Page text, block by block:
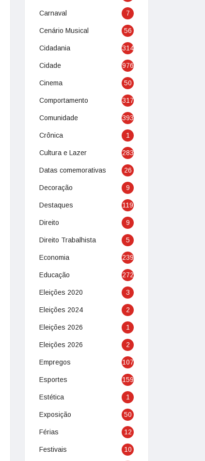
Carnaval 7
Cenário Musical 56
Cidadania 314
Cidade 976
Cinema 50
Comportamento 317
Comunidade 393
Crônica 1
Cultura e Lazer 283
Datas comemorativas 26
Decoração 9
Destaques 119
Direito 9
Direito Trabalhista 5
Economia 239
Educação 272
Eleições 2020 3
Eleições 2024 2
Eleições 2026 1
Eleições 2026 2
Empregos 107
Esportes 159
Estética 1
Exposição 50
Férias 12
Festivais 10